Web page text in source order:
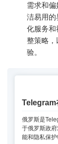
需求和
洁易用的
化服务和
整策略，
验。
Telegram
俄罗斯是
于俄罗斯政
能和隐私保护